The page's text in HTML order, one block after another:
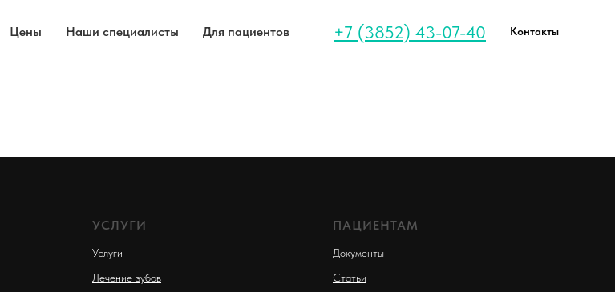
Цены Наши специалисты Для пациентов +7 (3852) 43-07-40 Контакты
УСЛУГИ
Услуги
Лечение зубов
ПАЦИЕНТАМ
Документы
Статьи